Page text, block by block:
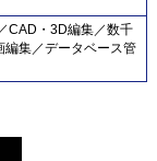
CAD・3D編集／数千
編集／データベース管